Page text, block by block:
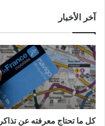
آخر الأخبار
كل ما تحتاج معرفته عن تذاكر